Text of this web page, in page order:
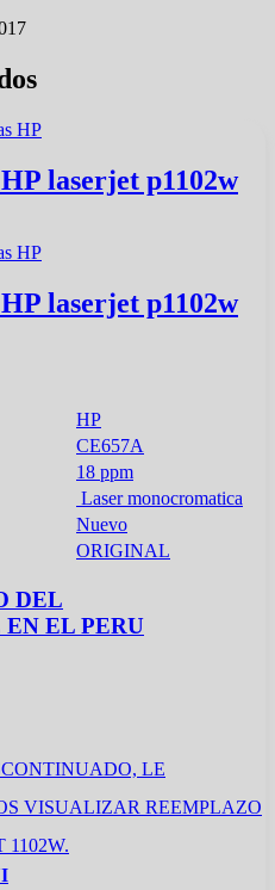
HP
laserjet p1102w
HP
laserjet p1102w
HP
CE657A
18 ppm
Laser monocromatica
Nuevo
ORIGINAL
DEL
EL PERU
LE
VISUALIZAR REEMPLAZO
1102W.